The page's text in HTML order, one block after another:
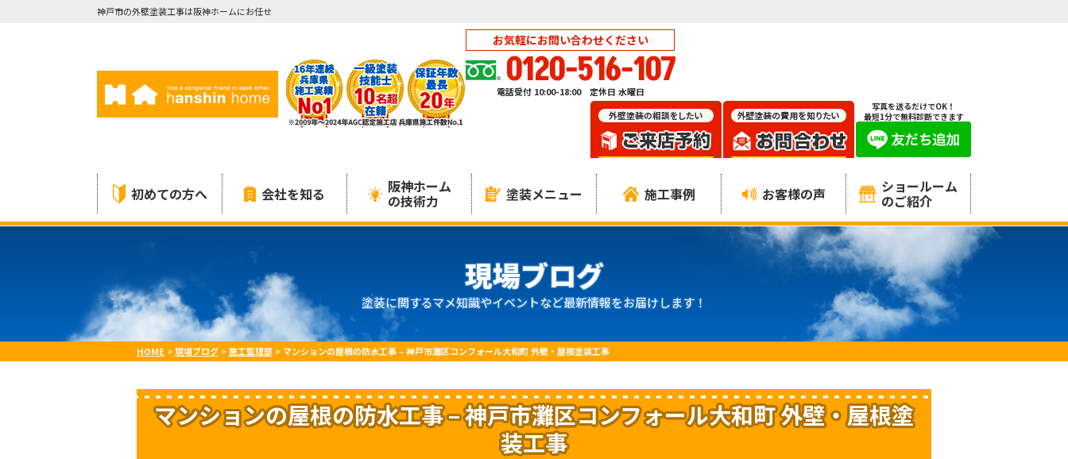
神戸市の外壁塗装工事は阪神ホームにお任せ
お気軽にお問い合わせください
0120-516-107
電話受付 10:00-18:00 定休日 水曜日
写真を送るだけでOK！
最短1分で無料診断できます
初めての方へ 会社を知る 阪神ホーム
の技術力 塗装メニュー 施工事例 お客様の声 ショールーム
のご紹介
現場ブログ
塗装に関するマメ知識やイベントなど最新情報をお届けします！
HOME >現場ブログ >施工監理部 > マンションの屋根の防水工事 – 神戸市灘区コンフォール大和町 外壁・屋根塗装工事
マンションの屋根の防水工事 – 神戸市灘区コンフォール大和町 外壁・屋根塗
装工事